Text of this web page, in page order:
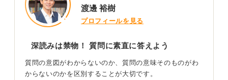
渡邊 裕樹
プロフィールを見る
深読みは禁物！ 質問に素直に答えよう
質問の意図がわからないのか、質問の意味そのものがわ
からないのかを区別することが大切です。